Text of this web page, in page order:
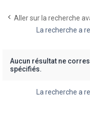
Aller sur la recherche
La recherche a
Aucun résultat ne
spécifiés.
La recherche a